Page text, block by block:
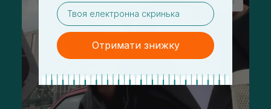
email
Отримати знижку